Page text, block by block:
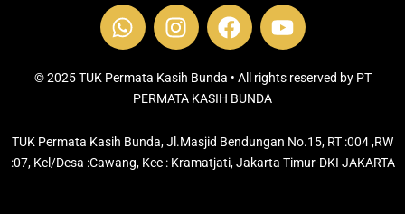
W
h
t
p
p
I
n
t
a
r
a
F
a
e
b
o
k
Y
o
t
e
© 2025 TUK Permata Kasih Bunda • All rights reserved by PT
PERMATA KASIH BUNDA
TUK Permata Kasih Bunda, Jl.Masjid Bendungan No.15, RT :004 ,RW
:07, Kel/Desa :Cawang, Kec : Kramatjati, Jakarta Timur-DKI JAKARTA